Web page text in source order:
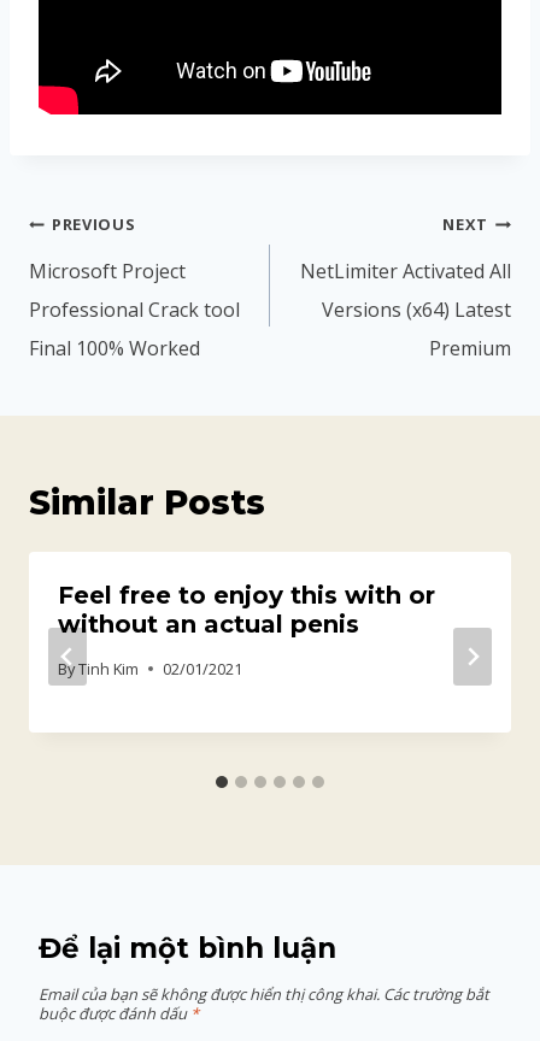
PREVIOUS
Microsoft Project
Professional Crack tool
Final 100% Worked
NEXT
NetLimiter Activated All
Versions (x64) Latest
Premium
Similar Posts
Feel free to enjoy this with or
without an actual penis
ByTinh Kim 02/01/2021
Để lại một bình luận
Email của bạn sẽ không được hiển thị công khai. Các trường bắt
buộc được đánh dấu *